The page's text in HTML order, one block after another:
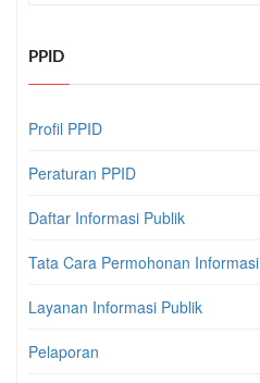
PPID
Profil PPID
Peraturan PPID
Daftar Informasi Publik
Tata Cara Permohonan Informasi
Layanan Informasi Publik
Pelaporan